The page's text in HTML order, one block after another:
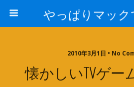
やっぱりマック
2010年3月1日 • No
懐かしいTVゲー